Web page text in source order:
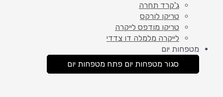
ג'קרד תחרה
טריקו לורקס
טריקו מודפס לייקרה
לייקרה מלמלה דו צדדי
מטפחות יום
סגור מטפחות יום פתח מטפחות יום